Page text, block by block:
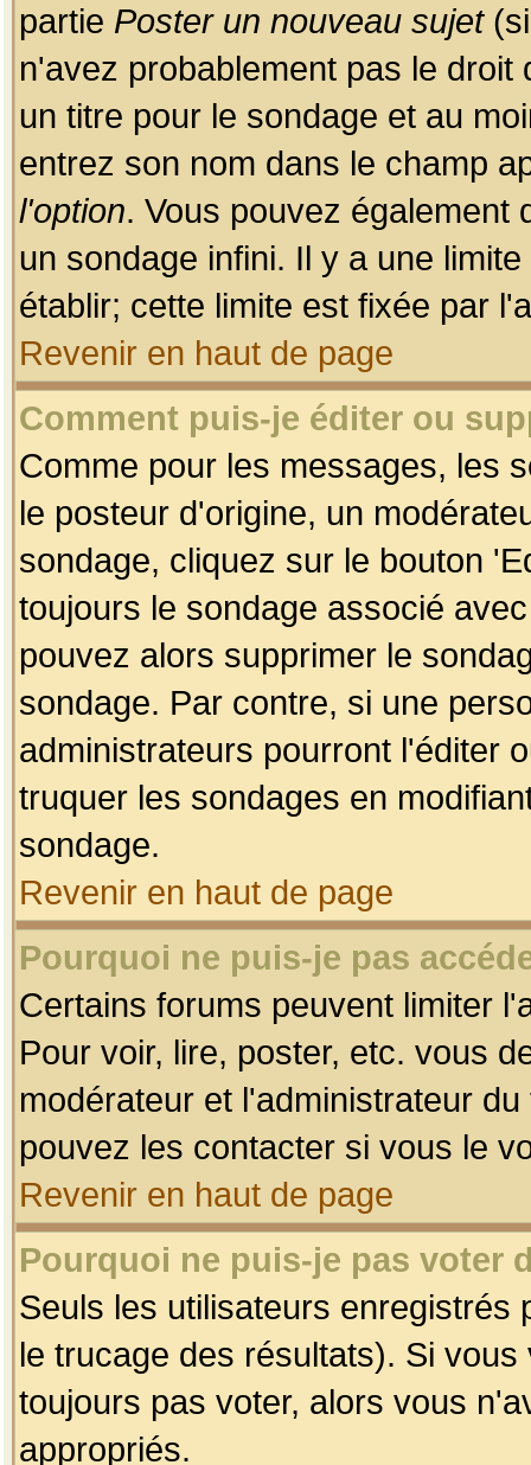
partie Poster un nouveau sujet(si
n'avez probablement pas le
un titre pour le sondage et au
entrez son nom dans le champ
l'option. Vous pouvez également
un sondage infini. Il y a une
établir; cette limite est fixée par
Revenir en haut de page
Comment puis-je éditer ou
Comme pour les messages, les
le posteur d'origine, un
sondage, cliquez sur le bouton
toujours le sondage associé
pouvez alors supprimer le
sondage. Par contre, si une
administrateurs pourront l'éditer
truquer les sondages en
sondage.
Revenir en haut de page
Pourquoi ne puis-je pas
Certains forums peuvent limiter
Pour voir, lire, poster, etc. vous
modérateur et l'administrateur
pouvez les contacter si vous le
Revenir en haut de page
Pourquoi ne puis-je pas voter
Seuls les utilisateurs enregistrés
le trucage des résultats). Si
toujours pas voter, alors vous
appropriés.